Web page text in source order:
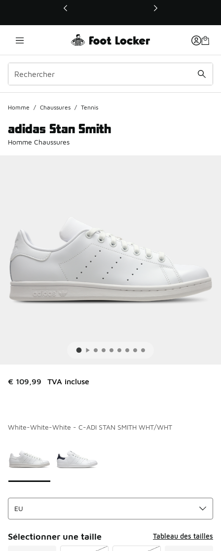
Ce lien ouvrira une nouvelle fenêtre
Homme / Chaussures / Tennis
adidas Stan Smith
Homme Chaussures
€ 109,99 TVA incluse
White-White-White - C-ADI STAN SMITH WHT/WHT
Sélectionner une taille Tableau des tailles